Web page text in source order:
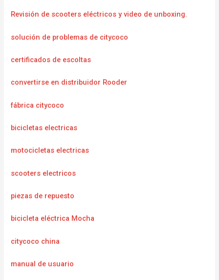
Revisión de scooters eléctricos y video de unboxing.
solución de problemas de citycoco
certificados de escoltas
convertirse en distribuidor Rooder
fábrica citycoco
bicicletas electricas
motocicletas electricas
scooters electricos
piezas de repuesto
bicicleta eléctrica Mocha
citycoco china
manual de usuario